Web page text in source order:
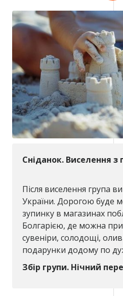
Сніданок. Виселення з
Після виселення група
України. Дорогою буде
зупинку в магазинах
Болгарією, де можна
сувеніри, солодощі,
подарунки додому по
Збір групи. Нічний